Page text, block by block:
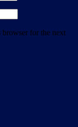
browser for the next